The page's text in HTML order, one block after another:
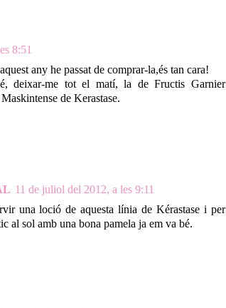
8:51
any he passat de comprar-la,és tan cara!
deixar-me tot el matí, la de Fructis Garnier
de Kerastase.
11 de juliol del 2012, a les 9:11
una loció de aquesta línia de Kérastase i per
al sol amb una bona pamela ja em va bé.